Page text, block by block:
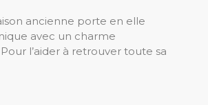
ancienne porte en elle
avec un charme
l’aider à retrouver toute sa